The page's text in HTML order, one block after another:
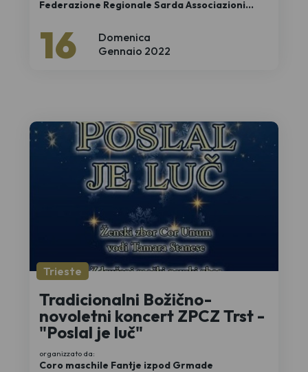
Domenica
16 Gennaio 2022
Federazione Regionale Sarda Associazioni
Trieste
Tradicionalni Božično-
novoletni koncert ZPCZ Trst -
"Poslal je luč"
organizzato da:
Coro maschile Fantje izpod Grmade